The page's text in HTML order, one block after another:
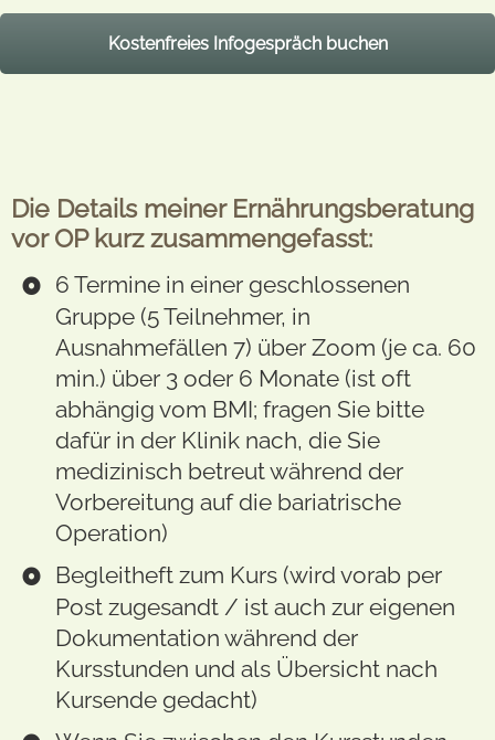
Kostenfreies Infogespräch buchen
Die Details meiner Ernährungsberatung
vor OP kurz zusammengefasst:
6 Termine in einer geschlossenen
Gruppe (5 Teilnehmer, in
Ausnahmefällen 7) über Zoom (je ca. 60
min.) über 3 oder 6 Monate (ist oft
abhängig vom BMI; fragen Sie bitte
dafür in der Klinik nach, die Sie
medizinisch betreut während der
Vorbereitung auf die bariatrische
Operation)
Begleitheft zum Kurs (wird vorab per
Post zugesandt / ist auch zur eigenen
Dokumentation während der
Kursstunden und als Übersicht nach
Kursende gedacht)